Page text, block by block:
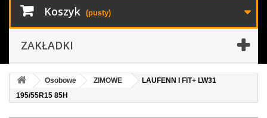
Koszyk (pusty)
ZAKŁADKI
Osobowe ZIMOWE
LAUFENN I FIT+ LW31
195/55R15 85H